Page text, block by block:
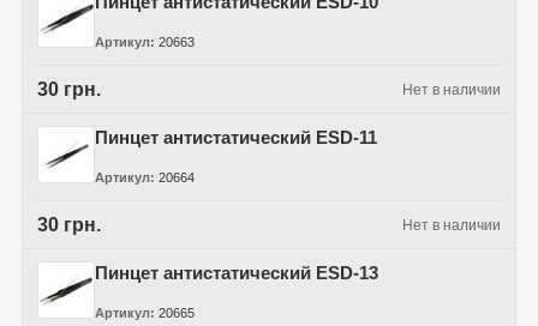
Артикул 20663
30 грн. Нет в наличии
Пинцет антистатический ESD-11
Артикул 20664
30 грн. Нет в наличии
Пинцет антистатический ESD-13
Артикул 20665